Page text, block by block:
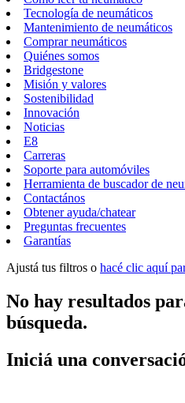
Tecnología de neumáticos
Mantenimiento de neumáticos
Comprar neumáticos
Quiénes somos
Bridgestone
Misión y valores
Sostenibilidad
Innovación
Noticias
E8
Carreras
Soporte para automóviles
Herramienta de buscador de
Contactános
Obtener ayuda/chatear
Preguntas frecuentes
Garantías
Ajustá tus filtros o hacé clic aquí
No hay resultados
búsqueda.
Iniciá una